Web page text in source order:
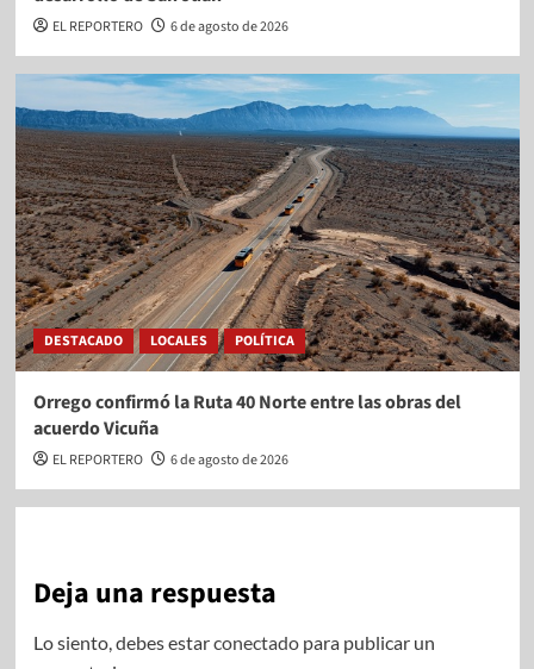
EL REPORTERO 6 de agosto de 2026
DESTACADO LOCALES POLÍTICA
Orrego confirmó la Ruta 40 Norte entre las obras del
acuerdo Vicuña
EL REPORTERO 6 de agosto de 2026
Deja una respuesta
Lo siento, debes estarconectadopara publicar un